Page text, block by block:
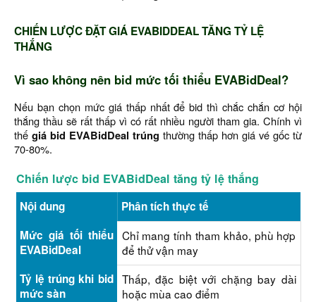
CHIẾN LƯỢC ĐẶT GIÁ EVABIDDEAL TĂNG TỶ LỆ
THẮNG
Vì sao không nên bid mức tối thiểu EVABidDeal?
Nếu bạn chọn mức giá thấp nhất để bid thì chắc chắn cơ hội
thắng thầu sẽ rất thấp vì có rất nhiều người tham gia. Chính vì
thế giá bid EVABidDeal trúng thường thấp hơn giá vé gốc từ
70-80%.
Chiến lược bid EVABidDeal tăng tỷ lệ thắng
Nội dung
Phân tích thực tế
Mức giá tối thiểu
EVABidDeal
Chỉ mang tính tham khảo, phù hợp
để thử vận may
Tỷ lệ trúng khi bid
mức sàn
Thấp, đặc biệt với chặng bay dài
hoặc mùa cao điểm